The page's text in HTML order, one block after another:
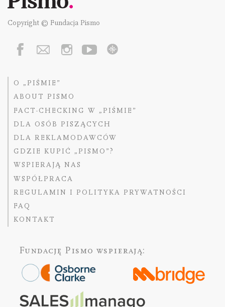
Copyright © Fundacja Pismo
O „PIŚMIE”
ABOUT PISMO
FACT-CHECKING W „PIŚMIE”
DLA OSÓB PISZĄCYCH
DLA REKLAMODAWCÓW
GDZIE KUPIĆ „PISMO”?
WSPIERAJĄ NAS
WSPÓŁPRACA
REGULAMIN I POLITYKA PRYWATNOŚCI
FAQ
KONTAKT
Fundację Pismo wspierają: